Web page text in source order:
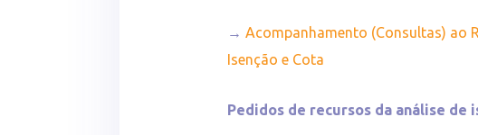
→Acompanhamento (Consultas) ao
Isenção e Cota
Pedidos de recursos da análise de